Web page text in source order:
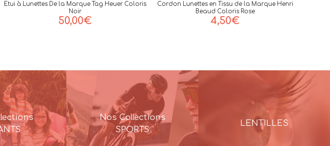
Etui à Lunettes De la Marque Tag Heuer Coloris
Noir
50,00€
Cordon Lunettes en Tissu de la Marque Henri
Beaud Coloris Rose
4,50€
Nos Collections
SPORTS
LENTILLES